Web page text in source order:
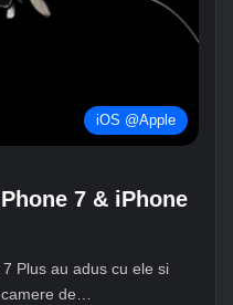
iOS @Apple
7 & iPhone
Plus au adus cu ele si
camere de…